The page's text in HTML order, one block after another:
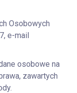
Osobowych
e-mail
osobowe na
zawartych